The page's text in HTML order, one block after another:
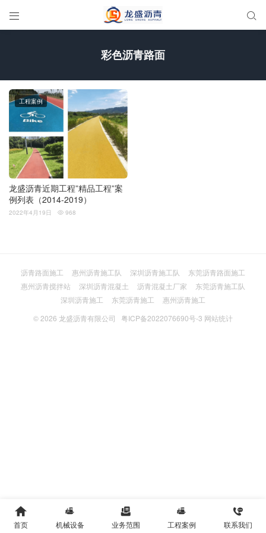
 
彩色沥青路面
龙盛沥青近期工程”精品工程”案
例列表（2014-2019）
工程案例
2022年4月19日  968
沥青路面施工 惠州沥青施工队 深圳沥青施工队
东莞沥青路面施工
惠州沥青搅拌站
深圳沥青混凝土 沥青混凝土厂家
东莞沥青施工队
深圳沥青施工
东莞沥青施工
惠州沥青施工
© 2026 龙盛沥青有限公司 粤ICP备2022076690号-3 网站统计

首页

机械设备

业务范围

工程案例

联系我们